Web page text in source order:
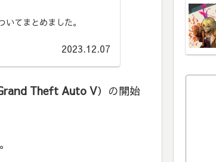
てまとめました。
2023.12.07
Theft Auto V）の開始